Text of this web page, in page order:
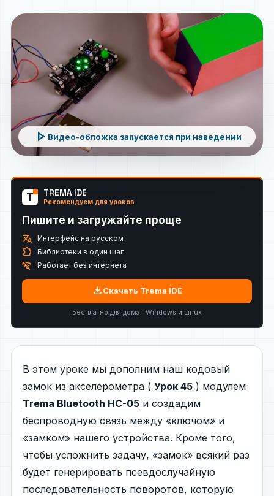
play_arrow Видео-обложка запускается при наведении
T TREMA IDE
Рекомендуем для уроков
Пишите и загружайте проще
translate Интерфейс на русском
extension Библиотеки в один шаг
wifi_off Работает без интернета
downloadСкачать Trema IDE
Бесплатно для дома · Windows и Linux
В этом уроке мы дополним наш кодовый
замок из акселерометра ( Урок 45 ) модулем
Trema Bluetooth HC-05 и создадим
беспроводную связь между «ключом» и
«замком» нашего устройства. Кроме того,
чтобы усложнить задачу, «замок» всякий раз
будет генерировать псевдослучайную
последовательность поворотов, которую